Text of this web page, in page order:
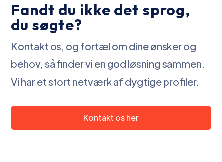
Fandt du ikke det sprog,
du søgte?
Kontakt os, og fortæl om dine ønsker og
behov, så finder vi en god løsning sammen.
Vi har et stort netværk af dygtige profiler.
Kontakt os her